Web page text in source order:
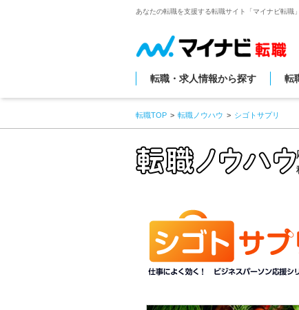
あなたの転職を支援する転職サイト「マイナビ転職」
転職・求人情報から探す 転
転職TOP 転職ノウハウ シゴトサプリ